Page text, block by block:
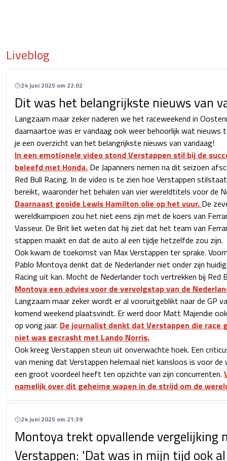
Liveblog
24 juni 2025 om 22:02
Dit was het belangrijkste nieuws van
Langzaam maar zeker naderen we het raceweekend in
daarnaartoe was er vandaag ook weer behoorlijk wat nieuws
je een overzicht van het belangrijkste nieuws van vandaag!
In een emotionele video stond Verstappen stil bij de
beleefd met Honda. De Japanners nemen na dit seizoen
Red Bull Racing. In de video is te zien hoe Verstappen
bereikt, waaronder het behalen van vier wereldtitels voor de
Daarnaast gooide Lewis Hamilton olie op het vuur. De
wereldkampioen zou het niet eens zijn met de koers van
Vasseur. De Brit liet weten dat hij ziet dat het team van
stappen maakt en dat de auto al een tijdje hetzelfde zou zijn.
Ook kwam de toekomst van Max Verstappen ter sprake.
Pablo Montoya denkt dat de Nederlander niet onder zijn
Racing uit kan. Mocht de Nederlander toch vertrekken bij Red
Montoya een advies voor de vervolgstap van de
Langzaam maar zeker wordt er al vooruitgeblikt naar de GP
komend weekend plaatsvindt. Er werd door Matt Majendie
op vorig jaar. De journalist denkt dat Verstappen die race
niet was gecrasht met Lando Norris.
Ook kreeg Verstappen steun uit onverwachte hoek. Een
van mening dat Verstappen helemaal niet kansloos is voor de
een groot voordeel heeft ten opzichte van zijn concurrenten.
namelijk over dit geheime wapen in de strijd om de
24 juni 2025 om 21:39
Montoya trekt opvallende vergelijking
Verstappen: 'Dat was in mijn tijd ook